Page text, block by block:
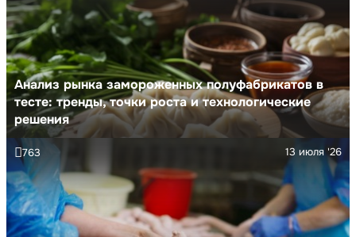
Анализ рынка замороженных полуфабрикатов в
тесте: тренды, точки роста и технологические
решения
13 июля '26
763